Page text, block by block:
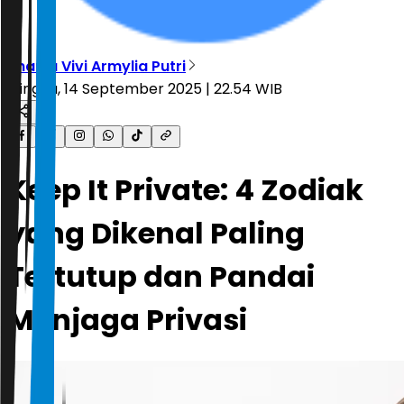
Shania Vivi Armylia Putri
Minggu, 14 September 2025 | 22.54 WIB
Keep It Private: 4 Zodiak
yang Dikenal Paling
Tertutup dan Pandai
Menjaga Privasi